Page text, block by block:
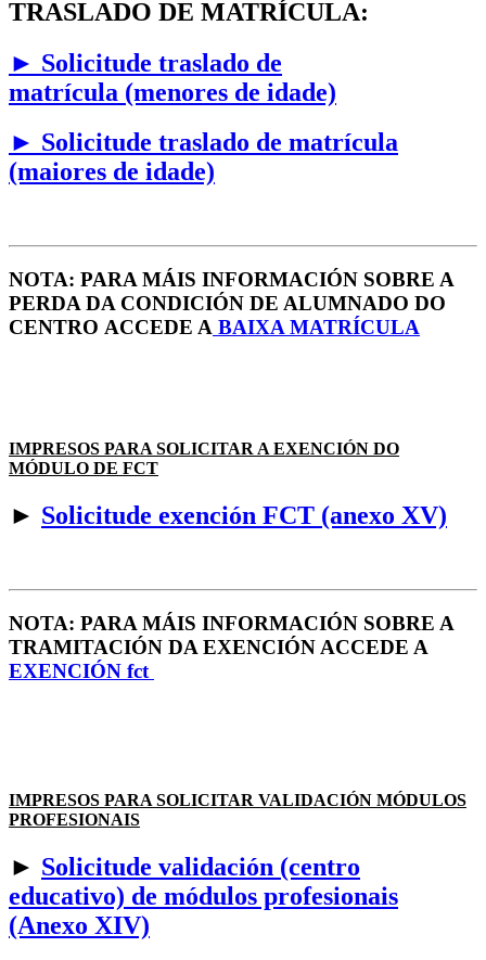
TRASLADO DE MATRÍCULA:
► Solicitude traslado de
matrícula (menores de idade)
► Solicitude traslado de matrícula
(maiores de idade)
NOTA: PARA MÁIS INFORMACIÓN SOBRE A
PERDA DA CONDICIÓN DE ALUMNADO DO
CENTRO ACCEDE A BAIXA MATRÍCULA
IMPRESOS PARA SOLICITAR A EXENCIÓN DO
MÓDULO DE FCT
► Solicitude exención FCT (anexo XV)
NOTA: PARA MÁIS INFORMACIÓN SOBRE A
TRAMITACIÓN DA EXENCIÓN ACCEDE A
EXENCIÓN fct
IMPRESOS PARA SOLICITAR VALIDACIÓN MÓDULOS
PROFESIONAIS
► Solicitude validación (centro
educativo) de módulos profesionais
(Anexo XIV)